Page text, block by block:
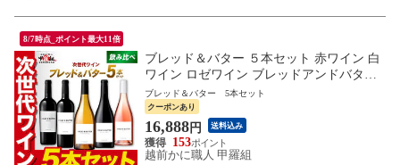
8/7時点_ポイント最大11倍
ブレッド＆バター ５本セット 赤ワイン 白
ワイン ロゼワイン ブレッドアンドバター
Bread&Butter アメリカ カリフォルニア
ブレッド＆バター 5本セット
クーポンあり
16,888円 送料込み
153
越前かに職人 甲羅組